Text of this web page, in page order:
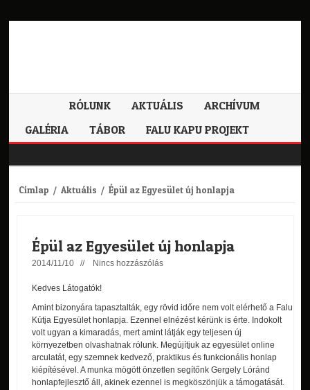
RÓLUNK AKTUÁLIS
ARCHÍVUM
GALÉRIA
TÁBOR FALU KAPU PROJEKT
Címlap /Aktuális /Épül az Egyesület új honlapja
Épül az Egyesület új honlapja
2014/11/10 // Nincs hozzászólás
Kedves Látogatók!
Amint bizonyára tapasztalták, egy rövid időre nem volt elérhető a Falu
Kútja Egyesület honlapja. Ezennel elnézést kérünk is érte. Indokolt
volt ugyan a kimaradás, mert amint látják egy teljesen új
környezetben olvashatnak rólunk. Megújítjuk az egyesület online
arculatát, egy szemnek kedvező, praktikus és funkcionális honlap
kiépítésével. A munka mögött önzetlen segítőnk Gergely Lóránd
honlapfejlesztő áll, akinek ezennel is megköszönjük a támogatását.